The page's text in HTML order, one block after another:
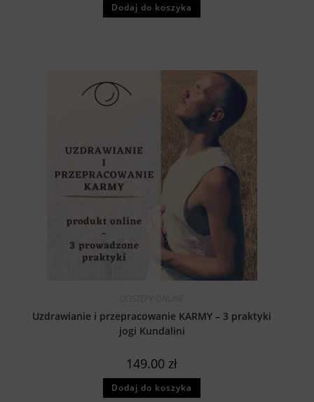
Dodaj do koszyka
Uzdrawianie i przepracowanie KARMY – 3 praktyki
jogi Kundalini
149.00 zł
Dodaj do koszyka